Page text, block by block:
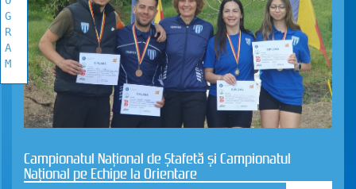
Campionatul Național de Ștafetă și Campionatul
Național pe Echipe la Orientare
PROGRAM
COMPETITIONAL
G
R
A
M